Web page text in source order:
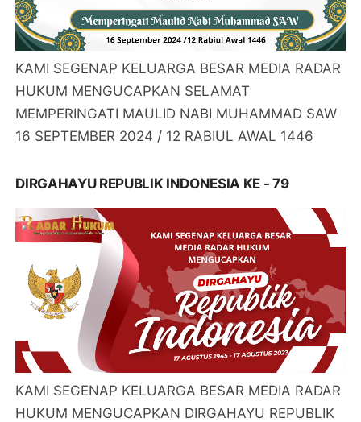
KAMI SEGENAP KELUARGA BESAR MEDIA RADAR
HUKUM MENGUCAPKAN SELAMAT
MEMPERINGATI MAULID NABI MUHAMMAD SAW
16 SEPTEMBER 2024 / 12 RABIUL AWAL 1446
DIRGAHAYU REPUBLIK INDONESIA KE - 79
KAMI SEGENAP KELUARGA BESAR MEDIA RADAR
HUKUM MENGUCAPKAN DIRGAHAYU REPUBLIK